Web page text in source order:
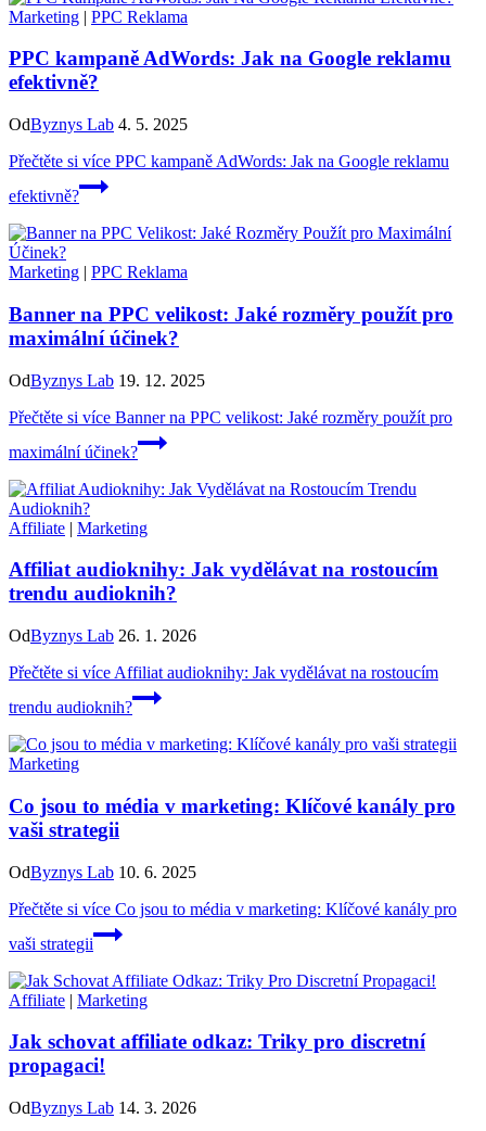
Marketing | PPC Reklama
PPC kampaně AdWords: Jak na Google reklamu
efektivně?
OdByznys Lab 4. 5. 2025
Přečtěte si více PPC kampaně AdWords: Jak na Google reklamu
efektivně?
Marketing | PPC Reklama
Banner na PPC velikost: Jaké rozměry použít pro
maximální účinek?
OdByznys Lab 19. 12. 2025
Přečtěte si více Banner na PPC velikost: Jaké rozměry použít pro
maximální účinek?
Affiliate | Marketing
Affiliat audioknihy: Jak vydělávat na rostoucím
trendu audioknih?
OdByznys Lab 26. 1. 2026
Přečtěte si více Affiliat audioknihy: Jak vydělávat na rostoucím
trendu audioknih?
Marketing
Co jsou to média v marketing: Klíčové kanály pro
vaši strategii
OdByznys Lab 10. 6. 2025
Přečtěte si více Co jsou to média v marketing: Klíčové kanály pro
vaši strategii
Affiliate | Marketing
Jak schovat affiliate odkaz: Triky pro discretní
propagaci!
OdByznys Lab 14. 3. 2026